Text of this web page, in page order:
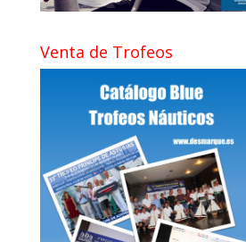
Venta de Trofeos